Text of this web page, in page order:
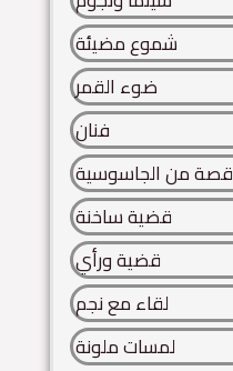
شموع مضيئة
ضوء القمر
فنان
قصة من الجاسوسية
قضية ساخنة
قضية ورأي
لقاء مع نجم
لمسات ملونة